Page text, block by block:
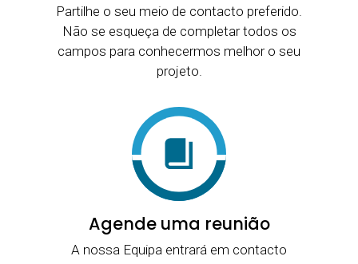
Partilhe o seu meio de contacto preferido.
Não se esqueça de completar todos os
campos para conhecermos melhor o seu
projeto.
Agende uma reunião
A nossa Equipa entrará em contacto